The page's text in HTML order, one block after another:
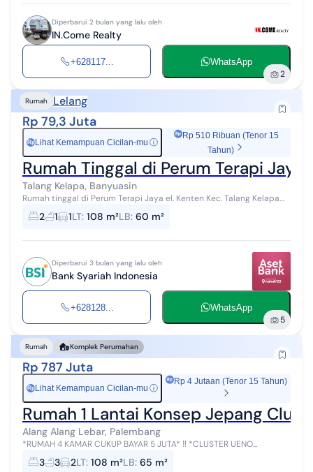
Diperbarui 2 bulan yang lalu oleh
IN.Come Realty
+628117... WhatsApp
2
Rumah Lelang
Rp 79,3 Juta
Rp Lihat Kemampuan Cicilan-mu ⓘ
Rp 510 Ribuan (Tenor 15
Tahun)
Rumah Tinggal di Perum Terapi Jaya
Talang Kelapa, Banyuasin
Rumah tinggal di Perum Terapi Jaya el. Kenten Kec. Talang Kelapa
Kab. Banyuasin Palembang
2 1 1LT: 108 m²LB: 60 m²
Diperbarui 3 bulan yang lalu oleh
Bank Syariah Indonesia
+628128... WhatsApp
5
Rumah Komplek Perumahan
Rp 787 Juta
Rp Lihat Kemampuan Cicilan-mu ⓘ
Rp 4 Jutaan (Tenor 15 Tahun)
Rumah 1 Lantai Konsep Jepang
Alang Alang Lebar, Palembang
*RUMAH 4 KAMAR CUKUP BAYAR 5 JUTA* ‼️ *CLUSTER UENO
RESIDENCE - CITRA GRAND CITY* TIPE TSUBAKI LT. 108 m² | LB. 65 m²
3+1 Kamar Tidur 2+1...
3 3 2LT: 108 m²LB: 65 m²